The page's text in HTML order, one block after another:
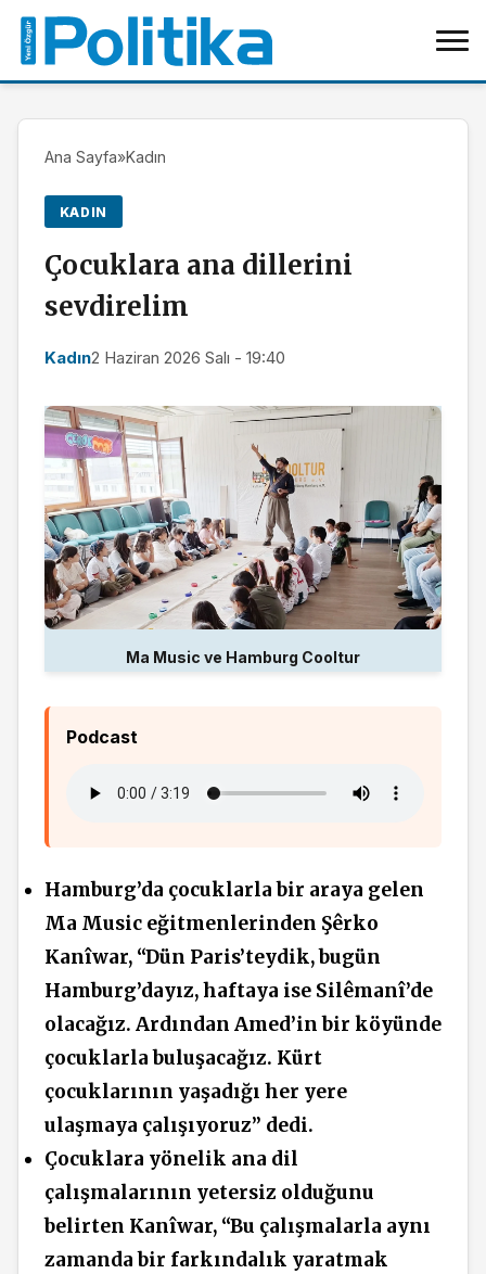
Ana Sayfa»Kadın
KADIN
Çocuklara ana dillerini
sevdirelim
Kadın2 Haziran 2026 Salı - 19:40
Ma Music ve Hamburg Cooltur
Podcast
Hamburg’da çocuklarla bir araya gelen
Ma Music eğitmenlerinden Şêrko
Kanîwar, “Dün Paris’teydik, bugün
Hamburg’dayız, haftaya ise Silêmanî’de
olacağız. Ardından Amed’in bir köyünde
çocuklarla buluşacağız. Kürt
çocuklarının yaşadığı her yere
ulaşmaya çalışıyoruz” dedi.
Çocuklara yönelik ana dil
çalışmalarının yetersiz olduğunu
belirten Kanîwar, “Bu çalışmalarla aynı
zamanda bir farkındalık yaratmak